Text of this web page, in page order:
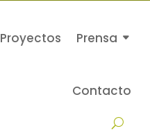
Proyectos Prensa
Contacto